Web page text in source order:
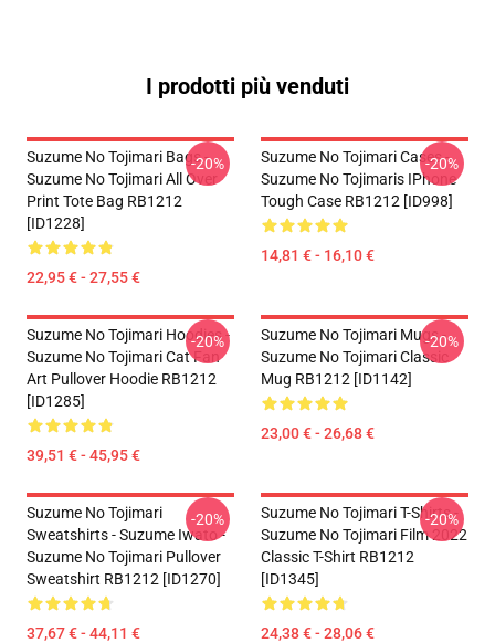
I prodotti più venduti
Suzume No Tojimari Bags -
Suzume No Tojimari All Over
Print Tote Bag RB1212
[ID1228]
22,95 € - 27,55 €
-20%
Suzume No Tojimari Cases -
Suzume No Tojimaris IPhone
Tough Case RB1212 [ID998]
14,81 € - 16,10 €
-20%
Suzume No Tojimari Hoodies -
Suzume No Tojimari Cat Fan
Art Pullover Hoodie RB1212
[ID1285]
39,51 € - 45,95 €
-20%
Suzume No Tojimari Mugs -
Suzume No Tojimari Classic
Mug RB1212 [ID1142]
23,00 € - 26,68 €
-20%
Suzume No Tojimari
Sweatshirts - Suzume Iwato -
Suzume No Tojimari Pullover
Sweatshirt RB1212 [ID1270]
37,67 € - 44,11 €
-20%
Suzume No Tojimari T-Shirts -
Suzume No Tojimari Film 2022
Classic T-Shirt RB1212
[ID1345]
24,38 € - 28,06 €
-20%